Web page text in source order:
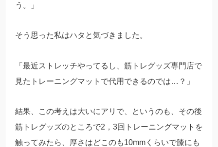
う。」
そう思った私はハタと気づきました。
「最近ストレッチやってるし、筋トレグッズ専門店で
見たトレーニングマットで代用できるのでは…？」
結果、この考えは大いにアリで、というのも、その後
筋トレグッズのところで2，3回トレーニングマットを
触ってみたら、厚さはどこのも10mmくらいで膝にも